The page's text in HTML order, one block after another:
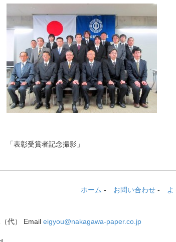
「表彰受賞者記念撮影」
ホーム - お問い合わせ- よ
代） Email eigyou@nakagawa-paper.co.jp